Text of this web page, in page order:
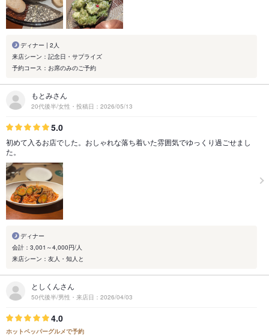
ディナー | 2人
来店シーン：記念日・サプライズ
予約コース：お席のみのご予約
もとみさん
20代後半/女性・投稿日：2026/05/13
5.0
初めて入るお店でした。おしゃれな落ち着いた雰囲気でゆっくり過ごせまし
た。
ディナー
会計：3,001～4,000円/人
来店シーン：友人・知人と
としくんさん
50代後半/男性・来店日：2026/04/03
4.0
ホットペッパーグルメで予約